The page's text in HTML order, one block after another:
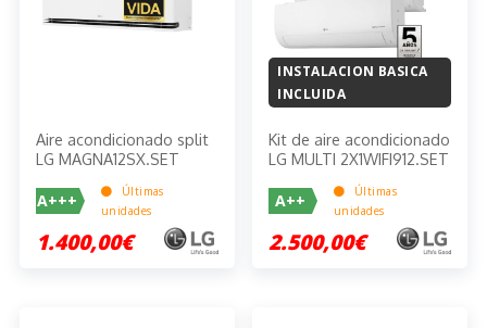
Aire acondicionado split
LG MAGNA12SX.SET
A+++
Últimas
unidades
1.400,00€
INSTALACION BASICA
INCLUIDA
Kit de aire acondicionado
LG MULTI 2X1WIFI912.SET
A++
Últimas
unidades
2.500,00€